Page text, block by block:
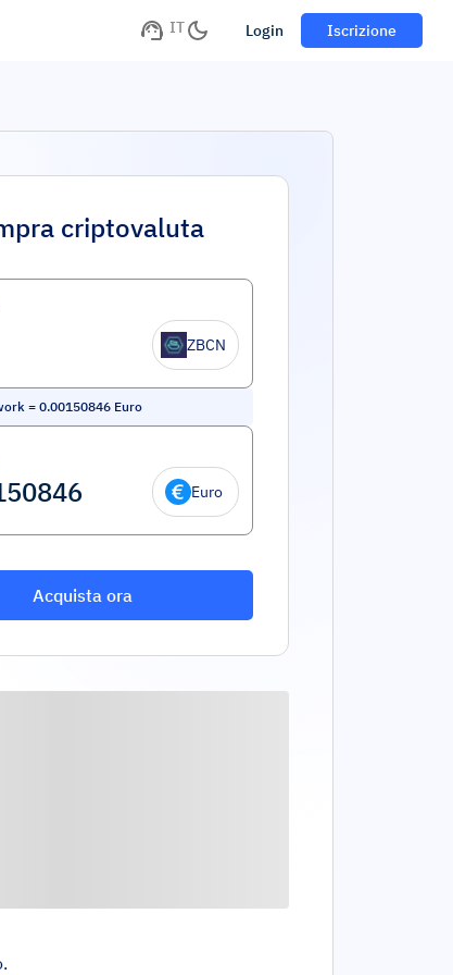
IT Login Iscrizione
criptovaluta
ZBCN
= 0.00150846 Euro
Euro
Acquista ora